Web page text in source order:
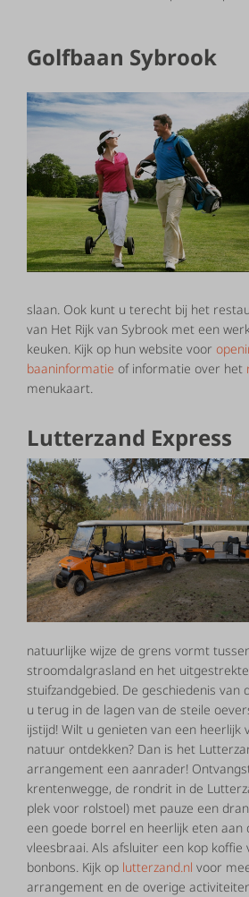
Golfbaan Sybrook
slaan. Ook kunt u terecht bij het
van Het Rijk van Sybrook met een
keuken. Kijk op hun website voor
baaninformatie of informatie over het
menukaart.
Lutterzand Express
natuurlijke wijze de grens vormt
stroomdalgrasland en het
stuifzandgebied. De geschiedenis van
u terug in de lagen van de steile
ijstijd! Wilt u genieten van een heerlijk
natuur ontdekken? Dan is het
arrangement een aanrader!
krentenwegge, de rondrit in de
plek voor rolstoel) met pauze een
een goede borrel en heerlijk eten aan
vleesbraai. Als afsluiter een kop koffie
bonbons. Kijk op lutterzand.nl voor
arrangement en de overige